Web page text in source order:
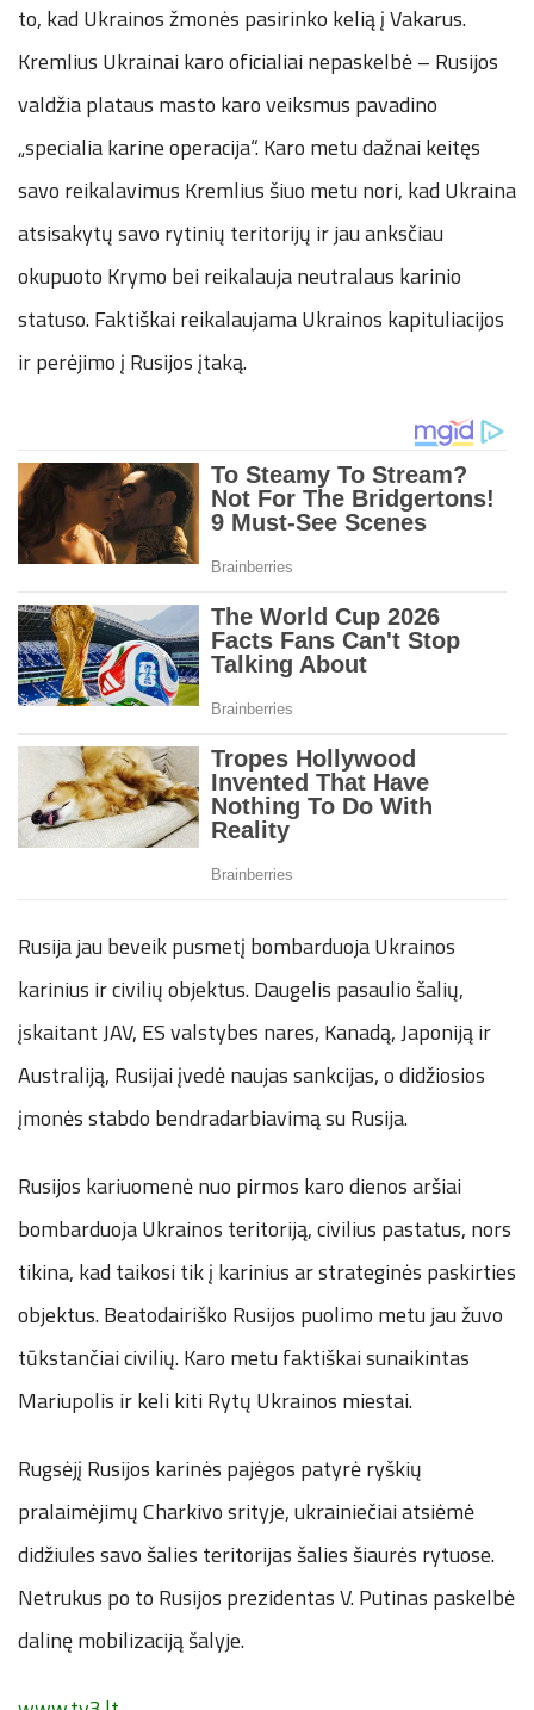
to, kad Ukrainos žmonės pasirinko kelią į Vakarus.
Kremlius Ukrainai karo oficialiai nepaskelbė – Rusijos
valdžia plataus masto karo veiksmus pavadino
„specialia karine operacija“. Karo metu dažnai keitęs
savo reikalavimus Kremlius šiuo metu nori, kad Ukraina
atsisakytų savo rytinių teritorijų ir jau anksčiau
okupuoto Krymo bei reikalauja neutralaus karinio
statuso. Faktiškai reikalaujama Ukrainos kapituliacijos
ir perėjimo į Rusijos įtaką.
Rusija jau beveik pusmetį bombarduoja Ukrainos
karinius ir civilių objektus. Daugelis pasaulio šalių,
įskaitant JAV, ES valstybes nares, Kanadą, Japoniją ir
Australiją, Rusijai įvedė naujas sankcijas, o didžiosios
įmonės stabdo bendradarbiavimą su Rusija.
Rusijos kariuomenė nuo pirmos karo dienos aršiai
bombarduoja Ukrainos teritoriją, civilius pastatus, nors
tikina, kad taikosi tik į karinius ar strateginės paskirties
objektus. Beatodairiško Rusijos puolimo metu jau žuvo
tūkstančiai civilių. Karo metu faktiškai sunaikintas
Mariupolis ir keli kiti Rytų Ukrainos miestai.
Rugsėjį Rusijos karinės pajėgos patyrė ryškių
pralaimėjimų Charkivo srityje, ukrainiečiai atsiėmė
didžiules savo šalies teritorijas šalies šiaurės rytuose.
Netrukus po to Rusijos prezidentas V. Putinas paskelbė
dalinę mobilizaciją šalyje.